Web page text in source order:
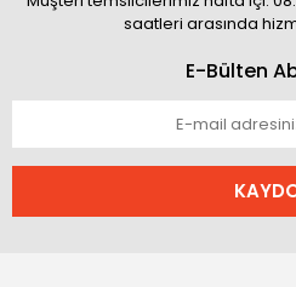
saatleri arasında
E-Bülten